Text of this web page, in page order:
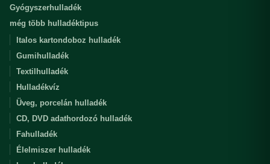
Gyógyszerhulladék
még több hulladéktipus
Italos kartondoboz hulladék
Gumihulladék
Textilhulladék
Hulladékvíz
Üveg, porcelán hulladék
CD, DVD adathordozó hulladék
Fahulladék
Élelmiszer hulladék